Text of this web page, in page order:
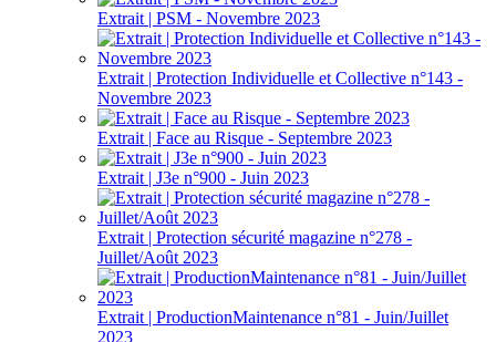
Extrait | PSM - Novembre 2023
Extrait | Protection Individuelle et Collective n°143 -
Novembre 2023
Extrait | Face au Risque - Septembre 2023
Extrait | J3e n°900 - Juin 2023
Extrait | Protection sécurité magazine n°278 -
Juillet/Août 2023
Extrait | ProductionMaintenance n°81 - Juin/Juillet
2023